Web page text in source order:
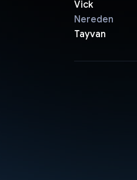
Vick
Nereden
Tayvan